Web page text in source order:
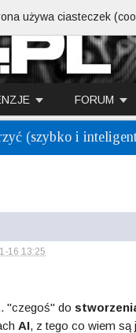
FORUM
(szybko i
16 13:25
"czegoś" do
AI, z tego co wiem są
używa ciasteczek